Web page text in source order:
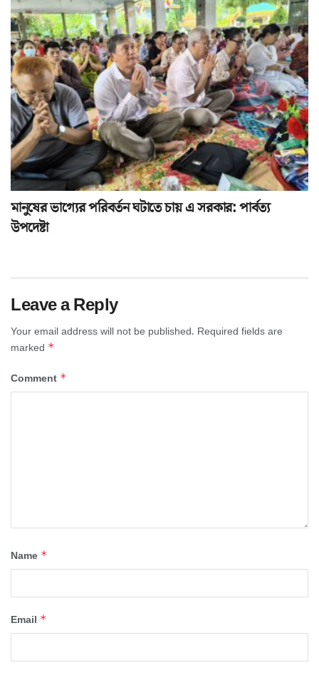
মানুষের ভাগ্যের পরিবর্তন ঘটাতে চায় এ সরকার: পার্বত্য
উপদেষ্টা
Leave a Reply
Your email address will not be published. Required fields are
marked *
Comment *
Name *
Email *